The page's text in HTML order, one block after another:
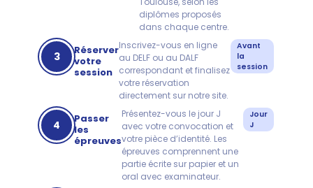
diplômes proposés
dans chaque centre.
3
Réserver
votre
session
Inscrivez-vous en ligne
au DELF ou au DALF
correspondant et finalisez
votre réservation
directement sur notre site.
Avant
la
session
4
Passer
les
épreuves
Présentez-vous le jour J
avec votre convocation et
votre pièce d’identité. Les
épreuves comprennent une
partie écrite sur papier et un
oral avec examinateur.
Jour
J